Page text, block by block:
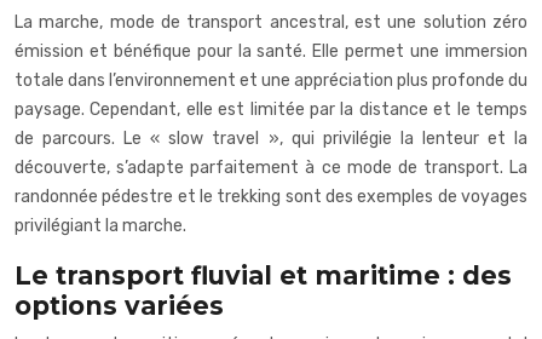
La marche, mode de transport ancestral, est une solution zéro
émission et bénéfique pour la santé. Elle permet une immersion
totale dans l’environnement et une appréciation plus profonde du
paysage. Cependant, elle est limitée par la distance et le temps
de parcours. Le « slow travel », qui privilégie la lenteur et la
découverte, s’adapte parfaitement à ce mode de transport. La
randonnée pédestre et le trekking sont des exemples de voyages
privilégiant la marche.
Le transport fluvial et maritime : des
options variées